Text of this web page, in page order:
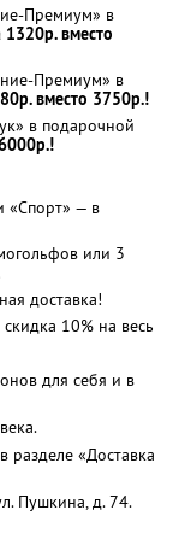
Премиум» в
1320р. вместо
Премиум» в
вместо 3750р.!
в подарочной
«Спорт» — в
или 3
доставка!
10% на весь
для себя и в
разделе «Доставка
Пушкина, д. 74.